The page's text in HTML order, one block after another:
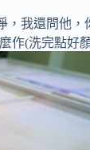
，我還問他
作(洗完點